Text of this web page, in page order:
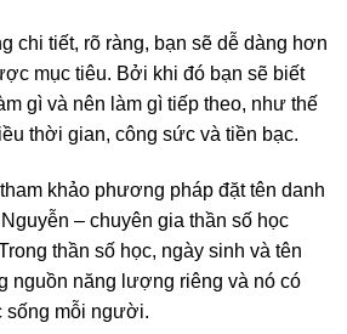
chi tiết, rõ ràng, bạn sẽ dễ dàng hơn
mục tiêu. Bởi khi đó bạn sẽ biết
gì và nên làm gì tiếp theo, như thế
thời gian, công sức và tiền bạc.
khảo phương pháp đặt tên danh
– chuyên gia thần số học
thần số học, ngày sinh và tên
nguồn năng lượng riêng và nó có
sống mỗi người.